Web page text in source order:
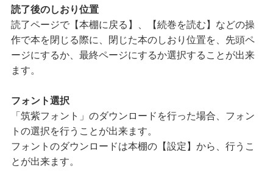
読了後のしおり位置
読了ページで【本棚に戻る】、【続巻を読む】などの操
作で本を閉じる際に、閉じた本のしおり位置を、先頭ペ
ージにするか、最終ページにするか選択することが出来
ます。
フォント選択
「筑紫フォント」のダウンロードを行った場合、フォン
トの選択を行うことが出来ます。
フォントのダウンロードは本棚の【設定】から、行うこ
とが出来ます。